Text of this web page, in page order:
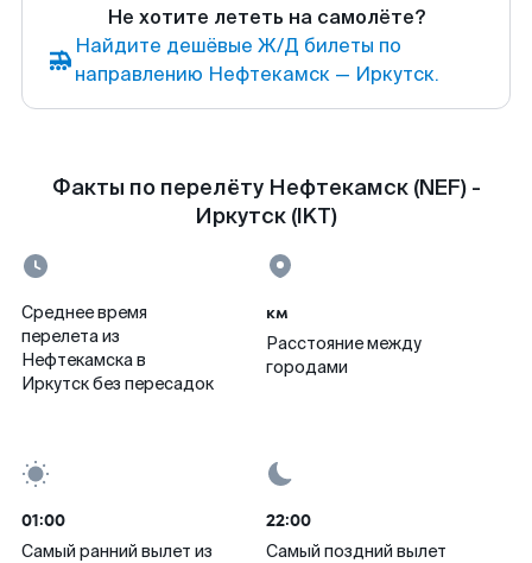
Не хотите лететь на самолёте?
Найдите дешёвые Ж/Д билеты по
направлению Нефтекамск — Иркутск.
Факты по перелёту Нефтекамск (NEF) -
Иркутск (IKT)
Среднее время
перелета из
Нефтекамска в
Иркутск без пересадок
км
Расстояние между
городами
01:00
Самый ранний вылет из
22:00
Самый поздний вылет